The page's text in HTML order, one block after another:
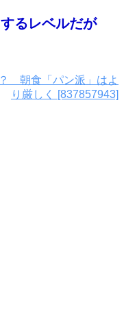
るレベルだが
朝食「パン派」はよ
り厳しく [837857943]